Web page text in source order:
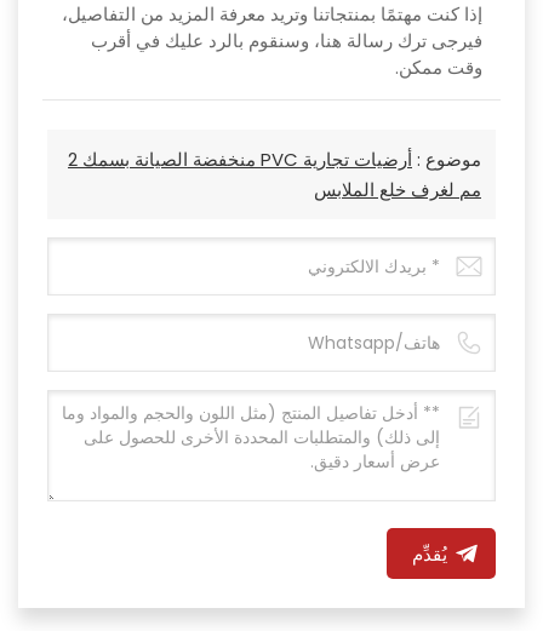
إذا كنت مهتمًا بمنتجاتنا وتريد معرفة المزيد من التفاصيل،
فيرجى ترك رسالة هنا، وسنقوم بالرد عليك في أقرب
وقت ممكن.
موضوع :
أرضيات تجارية PVC منخفضة الصيانة بسمك 2
مم لغرف خلع الملابس
يُقدِّم